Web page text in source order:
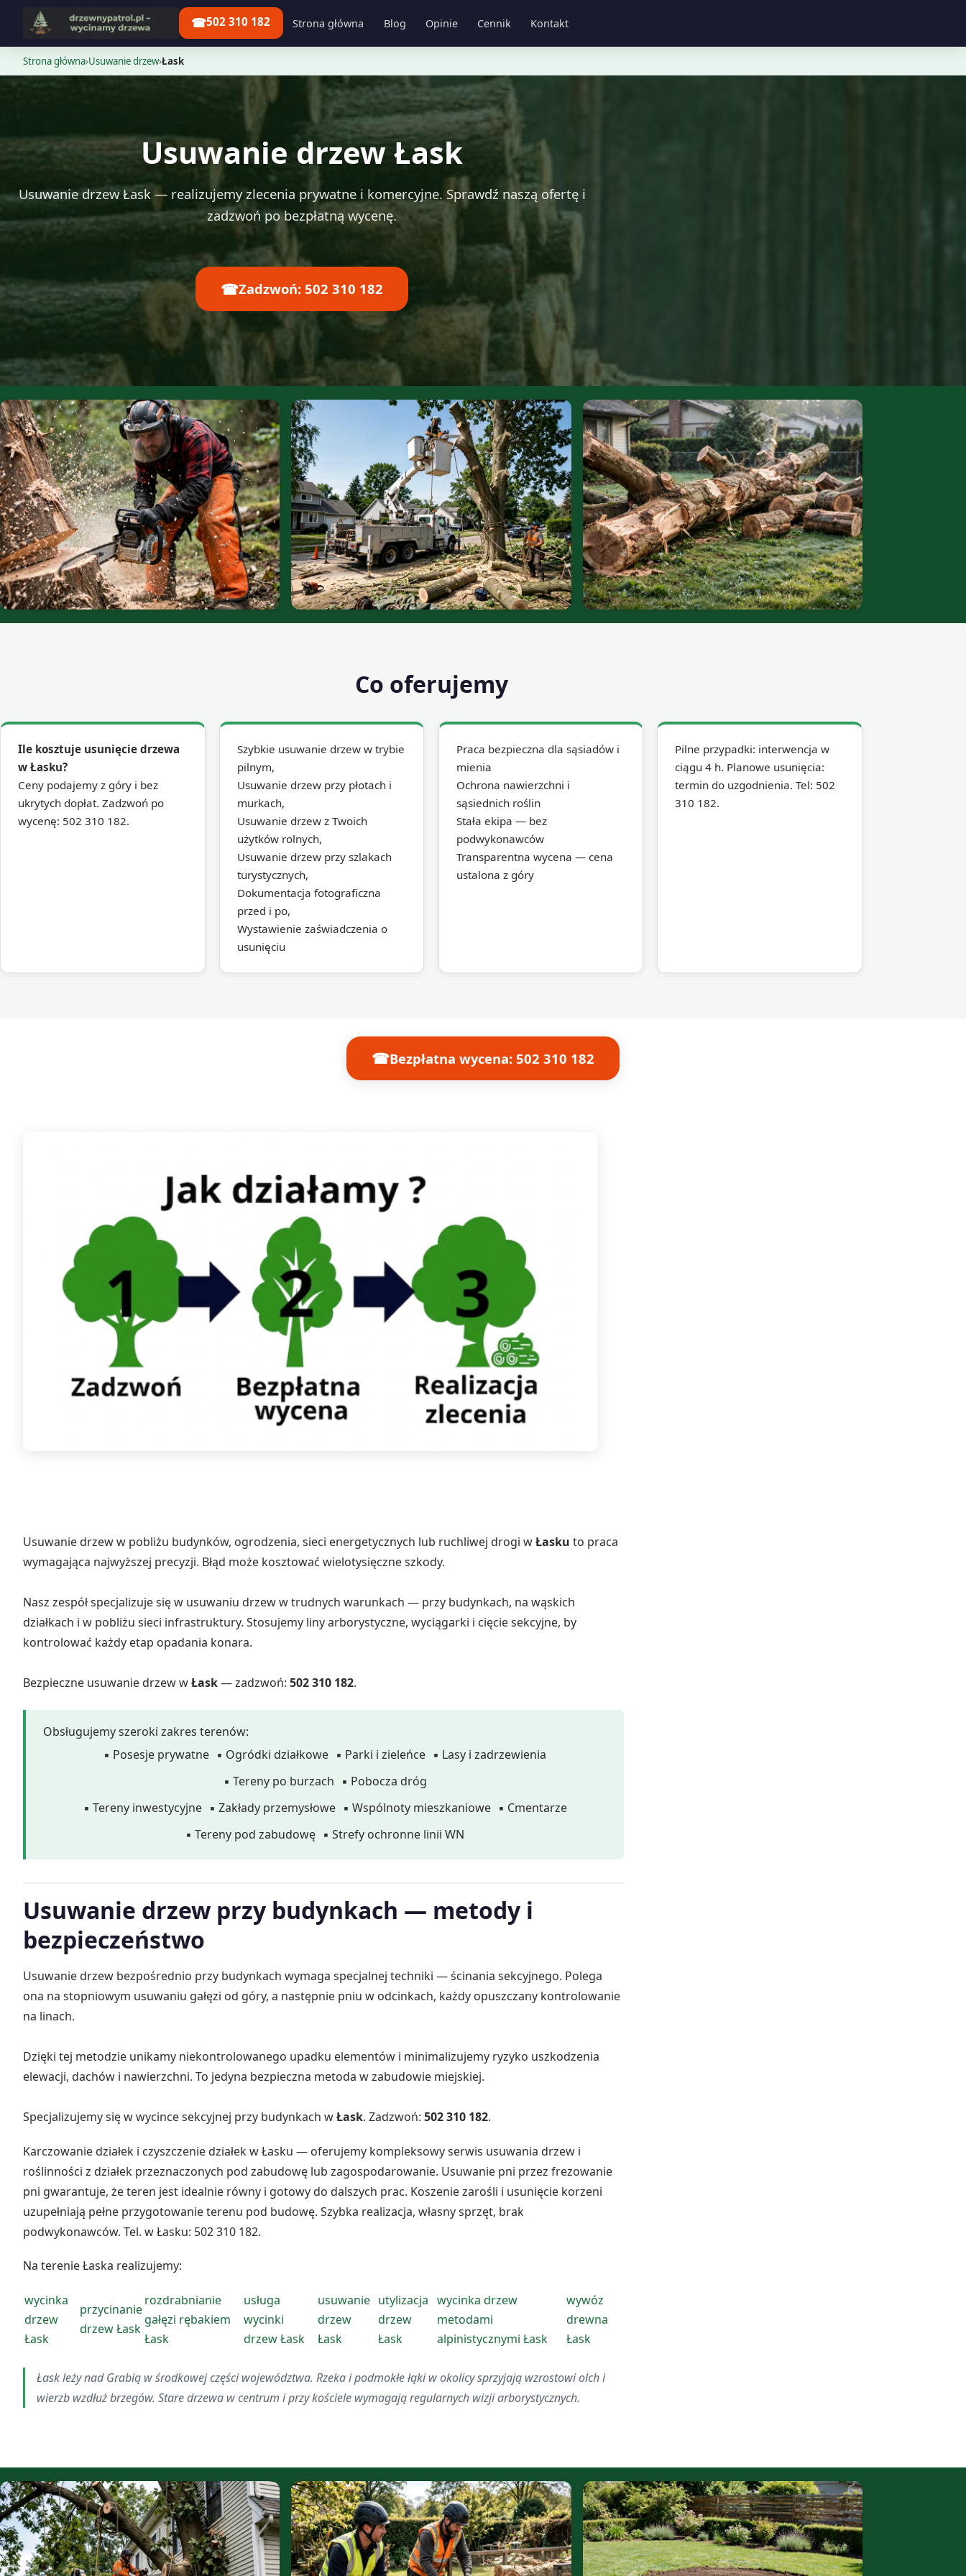
☎502 310 182 Strona główna Blog Opinie Cennik Kontakt
Strona główna›Usuwanie drzew›Łask
Usuwanie drzew Łask
Usuwanie drzew Łask — realizujemy zlecenia prywatne i komercyjne. Sprawdź naszą ofertę i
zadzwoń po bezpłatną wycenę.
☎Zadzwoń: 502 310 182
Co oferujemy
Ile kosztuje usunięcie drzewa
w Łasku?
Ceny podajemy z góry i bez
ukrytych dopłat. Zadzwoń po
wycenę: 502 310 182.
Szybkie usuwanie drzew w trybie
pilnym,
Usuwanie drzew przy płotach i
murkach,
Usuwanie drzew z Twoich
użytków rolnych,
Usuwanie drzew przy szlakach
turystycznych,
Dokumentacja fotograficzna
przed i po,
Wystawienie zaświadczenia o
usunięciu
Praca bezpieczna dla sąsiadów i
mienia
Ochrona nawierzchni i
sąsiednich roślin
Stała ekipa — bez
podwykonawców
Transparentna wycena — cena
ustalona z góry
Pilne przypadki: interwencja w
ciągu 4 h. Planowe usunięcia:
termin do uzgodnienia. Tel: 502
310 182.
☎Bezpłatna wycena: 502 310 182
Usuwanie drzew w pobliżu budynków, ogrodzenia, sieci energetycznych lub ruchliwej drogi wŁasku to praca
wymagająca najwyższej precyzji. Błąd może kosztować wielotysięczne szkody.
Nasz zespół specjalizuje się w usuwaniu drzew w trudnych warunkach — przy budynkach, na wąskich
działkach i w pobliżu sieci infrastruktury. Stosujemy liny arborystyczne, wyciągarki i cięcie sekcyjne, by
kontrolować każdy etap opadania konara.
Bezpieczne usuwanie drzew wŁask— zadzwoń: 502 310 182.
Obsługujemy szeroki zakres terenów:
▪ Posesje prywatne ▪ Ogródki działkowe ▪ Parki i zieleńce ▪ Lasy i zadrzewienia
▪ Tereny po burzach ▪ Pobocza dróg
▪ Tereny inwestycyjne ▪ Zakłady przemysłowe ▪ Wspólnoty mieszkaniowe ▪ Cmentarze
▪ Tereny pod zabudowę ▪ Strefy ochronne linii WN
Usuwanie drzew przy budynkach — metody i
bezpieczeństwo
Usuwanie drzew bezpośrednio przy budynkach wymaga specjalnej techniki — ścinania sekcyjnego. Polega
ona na stopniowym usuwaniu gałęzi od góry, a następnie pniu w odcinkach, każdy opuszczany kontrolowanie
na linach.
Dzięki tej metodzie unikamy niekontrolowanego upadku elementów i minimalizujemy ryzyko uszkodzenia
elewacji, dachów i nawierzchni. To jedyna bezpieczna metoda w zabudowie miejskiej.
Specjalizujemy się w wycince sekcyjnej przy budynkach wŁask. Zadzwoń: 502 310 182.
Karczowanie działek i czyszczenie działek w Łasku — oferujemy kompleksowy serwis usuwania drzew i
roślinności z działek przeznaczonych pod zabudowę lub zagospodarowanie. Usuwanie pni przez frezowanie
pni gwarantuje, że teren jest idealnie równy i gotowy do dalszych prac. Koszenie zarośli i usunięcie korzeni
uzupełniają pełne przygotowanie terenu pod budowę. Szybka realizacja, własny sprzęt, brak
podwykonawców. Tel. w Łasku: 502 310 182.
Na terenie Łaska realizujemy:
wycinka
drzew
Łask
przycinanie
drzew Łask
rozdrabnianie
gałęzi rębakiem
Łask
usługa
wycinki
drzew Łask
usuwanie
drzew
Łask
utylizacja
drzew
Łask
wycinka drzew
metodami
alpinistycznymi Łask
wywóz
drewna
Łask
Łask leży nad Grabią w środkowej części województwa. Rzeka i podmokłe łąki w okolicy sprzyjają wzrostowi olch i
wierzb wzdłuż brzegów. Stare drzewa w centrum i przy kościele wymagają regularnych wizji arborystycznych.